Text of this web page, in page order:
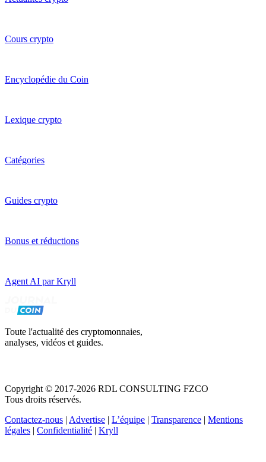
Cours crypto
Encyclopédie du Coin
Lexique crypto
Catégories
Guides crypto
Bonus et réductions
Agent AI par Kryll
Toute l'actualité des cryptomonnaies,
analyses, vidéos et guides.
Copyright © 2017-2026 RDL CONSULTING FZCO
Tous droits réservés.
Contactez-nous | Advertise | L’équipe | Transparence | Mentions
légales | Confidentialité | Kryll